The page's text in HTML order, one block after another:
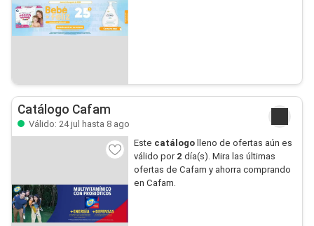
Catálogo Cafam
Válido: 24 jul hasta 8 ago
Este catálogolleno de ofertas aún es
válido por 2 día(s). Mira las últimas
ofertas de Cafam y ahorra comprando
en Cafam.